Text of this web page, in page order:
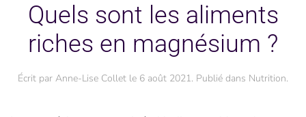
Quels sont les aliments
riches en magnésium ?
Écrit par Anne-Lise Collet le 6 août 2021. Publié dans Nutrition.